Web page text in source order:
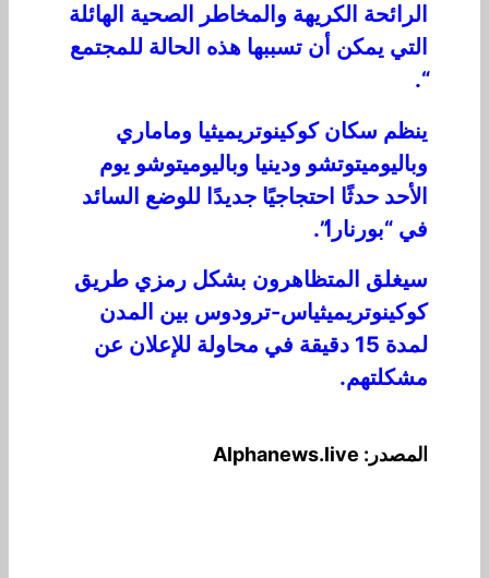
الرائحة الكريهة والمخاطر الصحية الهائلة
التي يمكن أن تسببها هذه الحالة للمجتمع
“.
ينظم سكان كوكينوتريميثيا وماماري
وباليوميتوتشو ودينيا وباليوميتوشو يوم
الأحد حدثًا احتجاجيًا جديدًا للوضع السائد
في “بورنارا”.
سيغلق المتظاهرون بشكل رمزي طريق
كوكينوتريميثياس-ترودوس بين المدن
لمدة 15 دقيقة في محاولة للإعلان عن
مشكلتهم.
المصدر: Alphanews.live